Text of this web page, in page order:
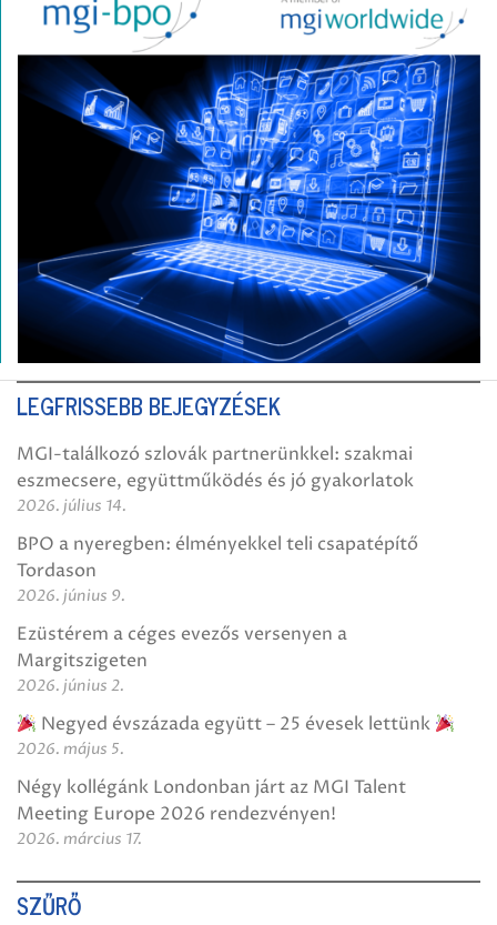
LEGFRISSEBB BEJEGYZÉSEK
MGI-találkozó szlovák partnerünkkel: szakmai
eszmecsere, együttműködés és jó gyakorlatok
2026. július 14.
BPO a nyeregben: élményekkel teli csapatépítő
Tordason
2026. június 9.
Ezüstérem a céges evezős versenyen a
Margitszigeten
2026. június 2.
Negyed évszázada együtt – 25 évesek lettünk
2026. május 5.
Négy kollégánk Londonban járt az MGI Talent
Meeting Europe 2026 rendezvényen!
2026. március 17.
SZŰRŐ